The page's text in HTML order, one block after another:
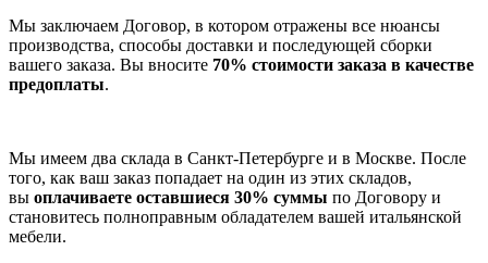
Мы заключаем Договор, в котором отражены все нюансы
производства, способы доставки и последующей сборки
вашего заказа. Вы вносите 70% стоимости заказа в качестве
предоплаты.
Мы имеем два склада в Санкт-Петербурге и в Москве. После
того, как ваш заказ попадает на один из этих складов,
вы оплачиваете оставшиеся 30% суммы по Договору и
становитесь полноправным обладателем вашей итальянской
мебели.